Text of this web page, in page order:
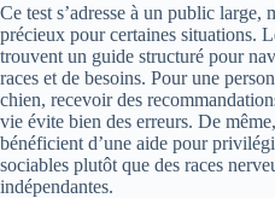
Ce test s’adresse à un public large,
précieux pour certaines situations.
trouvent un guide structuré pour
races et de besoins. Pour une
chien, recevoir des
vie évite bien des erreurs. De
bénéficient d’une aide pour
sociables plutôt que des races
indépendantes.